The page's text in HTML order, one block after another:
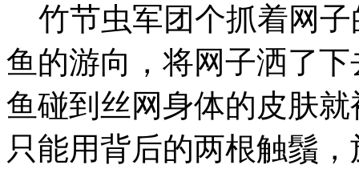
竹节虫军团个抓着网子
鱼的游向，将网子洒了
鱼碰到丝网身体的皮肤
只能用背后的两根触鬚